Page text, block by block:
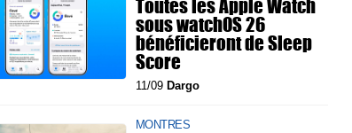
sous watchOS 26
bénéficieront de Sleep
Score
11/09 Dargo
MONTRES